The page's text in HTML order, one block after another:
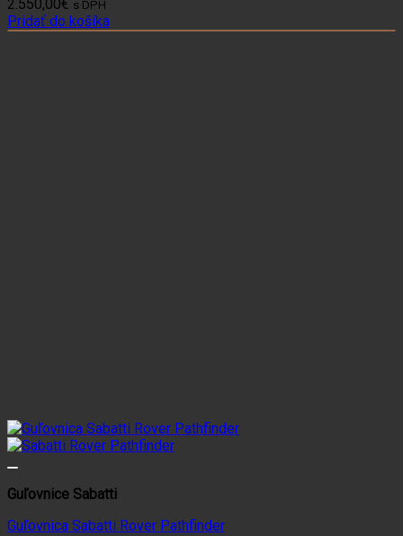
2.550,00€ s DPH
Pridať do košíka
Guľovnice Sabatti
Guľovnica Sabatti Rover Pathfinder